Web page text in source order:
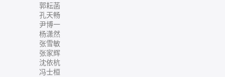
郭耘菡
孔天畅
尹博一
杨潇然
张雪敏
张家辉
沈依杭
冯士桓